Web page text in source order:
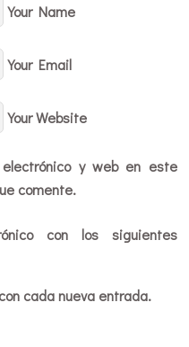
Your Name
Your Email
Your Website
y web en este
comente.
con los siguientes
cada nueva entrada.